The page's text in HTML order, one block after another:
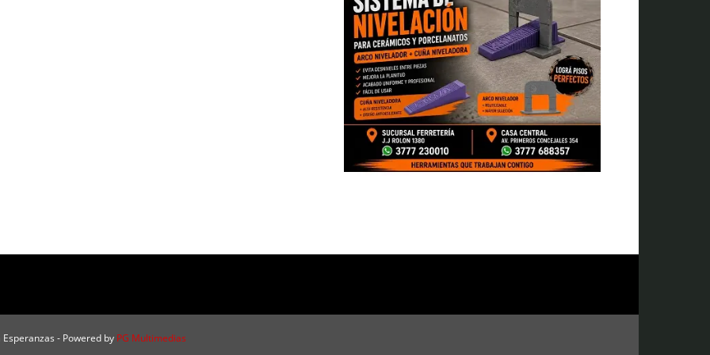
- Powered by PG Multimedias